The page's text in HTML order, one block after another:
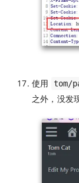
使用 tom/
之外，没发